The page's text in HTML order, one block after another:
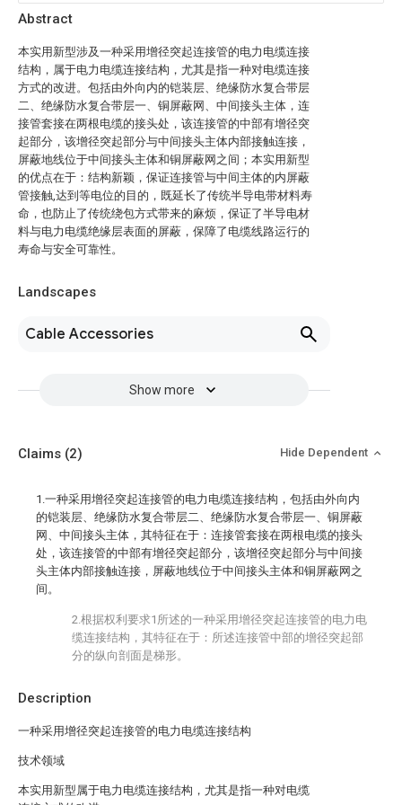
Abstract
本实用新型涉及一种采用增径突起连接管的电力电缆连接
结构，属于电力电缆连接结构，尤其是指一种对电缆连接
方式的改进。包括由外向内的铠装层、绝缘防水复合带层
二、绝缘防水复合带层一、铜屏蔽网、中间接头主体，连
接管套接在两根电缆的接头处，该连接管的中部有增径突
起部分，该增径突起部分与中间接头主体内部接触连接，
屏蔽地线位于中间接头主体和铜屏蔽网之间；本实用新型
的优点在于：结构新颖，保证连接管与中间主体的内屏蔽
管接触,达到等电位的目的，既延长了传统半导电带材料寿
命，也防止了传统绕包方式带来的麻烦，保证了半导电材
料与电力电缆绝缘层表面的屏蔽，保障了电缆线路运行的
寿命与安全可靠性。
Landscapes
Cable Accessories
Show more
Description
一种采用增径突起连接管的电力电缆连接结构
技术领域
本实用新型属于电力电缆连接结构，尤其是指一种对电缆
Claims (2) Hide Dependent
1.一种采用增径突起连接管的电力电缆连接结构，包括由外向内
的铠装层、绝缘防水复合带层二、绝缘防水复合带层一、铜屏蔽
网、中间接头主体，其特征在于：连接管套接在两根电缆的接头
处，该连接管的中部有增径突起部分，该增径突起部分与中间接
头主体内部接触连接，屏蔽地线位于中间接头主体和铜屏蔽网之
间。
2.根据权利要求1所述的一种采用增径突起连接管的电力电
缆连接结构，其特征在于：所述连接管中部的增径突起部
分的纵向剖面是梯形。